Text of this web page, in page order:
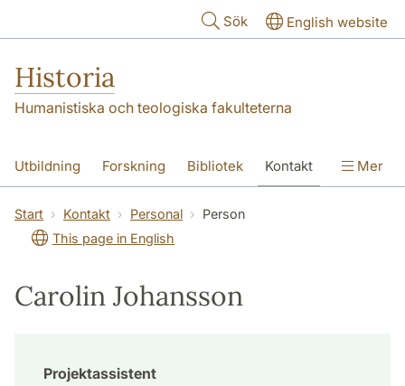
Sök English website
Historia
Humanistiska och teologiska fakulteterna
Utbildning Forskning Bibliotek Kontakt
Om oss
Mer
Start Kontakt Personal
Person
This page in English
Carolin Johansson
Projektassistent